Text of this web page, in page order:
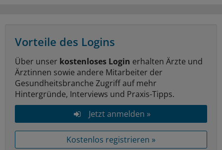
Vorteile des Logins
Über unser kostenloses Login erhalten Ärzte und
Ärztinnen sowie andere Mitarbeiter der
Gesundheitsbranche Zugriff auf mehr
Hintergründe, Interviews und Praxis-Tipps.
Jetzt anmelden »
Kostenlos registrieren »